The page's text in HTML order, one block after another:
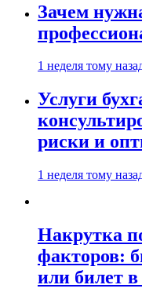
Зачем
1 неделя тому
Услуги
риски и
1 неделя тому
Накрутка
факторов:
или билет в